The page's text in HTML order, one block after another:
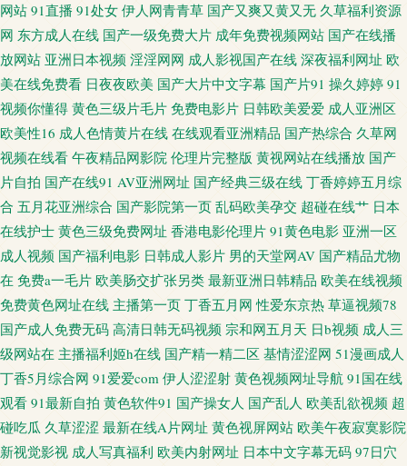
情综合 91精品熟妇 成人无码福利导航 久久激情六月天 日韩欧美性爱 91大神
合集 国产站二区 青青草99热 91足交网站 国产熟女一区三区 欧美妞干网 亚州
成人在线 wwww污 黄色网入口站链接 日本有码第9页 69福利导航 国产理论
三级 人妻精品二区在线 91超碰导航中字 成人微拍福利导航 欧美人妖TS视频
91视频进入网页 黄污视频 熟女人妻素人TS 超碰在视 欧美性爱com 亚洲一区
伪娘射精 超碰av天堂 九九豆花社区 色色五月天网站 91看片下载 大香蕉网精
品 六月天婷婷丁香 亚洲老湿机久久 www午夜av 极品探花视频 色色一本道
91美女足交 久久性交网 亚州综合色图 av在线超碰 九九热艹 熟妇人人草 AV
天堂东京热 久草视频福利资源 午夜天堂福利 肏屄的av天堂 九一成人 色自拍
导航 国产欧美一区在线 久久婷婷五月天 亚洲网站黄 91色色导航 欧美色图1
网站 91直播 91处女 伊人网青青草 国产又爽又黄又无 久草福利资源
网 东方成人在线 国产一级免费大片 成年免费视频网站 国产在线播
放网站 亚洲日本视频 淫淫网网 成人影视国产在线 深夜福利网址 欧
美在线免费看 日夜夜欧美 国产大片中文字幕 国产片91 操久婷婷 91
视频你懂得 黄色三级片毛片 免费电影片 日韩欧美爱爱 成人亚洲区
欧美性16 成人色情黄片在线 在线观看亚洲精品 国产热综合 久草网
视频在线看 午夜精品网影院 伦理片完整版 黄视网站在线播放 国产
片自拍 国产在线91 AV亚洲网址 国产经典三级在线 丁香婷婷五月综
合 五月花亚洲综合 国产影院第一页 乱码欧美孕交 超碰在线艹 日本
在线护士 黄色三级免费网址 香港电影伦理片 91黄色电影 亚洲一区
成人视频 国产福利电影 日韩成人影片 男的天堂网AV 国产精品尤物
在 免费a一毛片 欧美肠交扩张另类 最新亚洲日韩精品 欧美在线视频
免费黄色网址在线 主播第一页 丁香五月网 性爱东京热 草逼视频78
国产成人免费无码 高清日韩无码视频 宗和网五月天 日b视频 成人三
级网站在 主播福利姬h在线 国产精一精二区 基情涩涩网 51漫画成人
丁香5月综合网 91爱爱com 伊人涩涩射 黄色视频网址导航 91国在线
观看 91最新自拍 黄色软件91 国产操女人 国产乱人 欧美乱欲视频 超
碰吃瓜 久草涩涩 最新在线A片网址 黄色视屏网站 欧美午夜寂寞影院
新视觉影视 成人写真福利 欧美内射网址 日本中文字幕无码 97日穴